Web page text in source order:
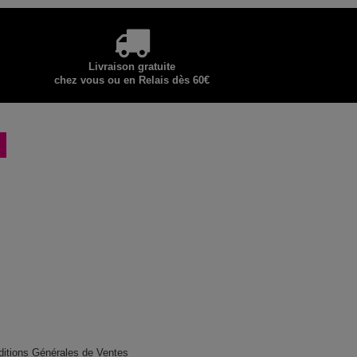
Livraison gratuite
chez vous ou en Relais dès 60€
Générales de Ventes